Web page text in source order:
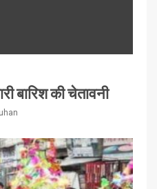
बारिश की चेतावनी